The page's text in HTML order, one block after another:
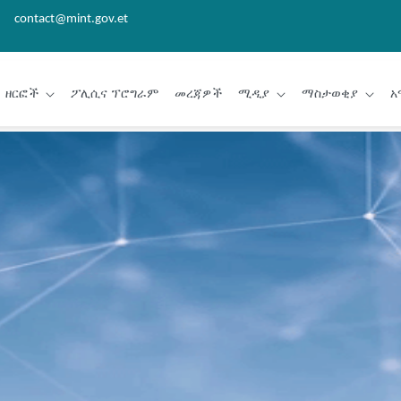
contact@mint.gov.et
ዘርፎች ፖሊሲና ፕሮግራም መረጃዎች ሚዲያ ማስታወቂያ